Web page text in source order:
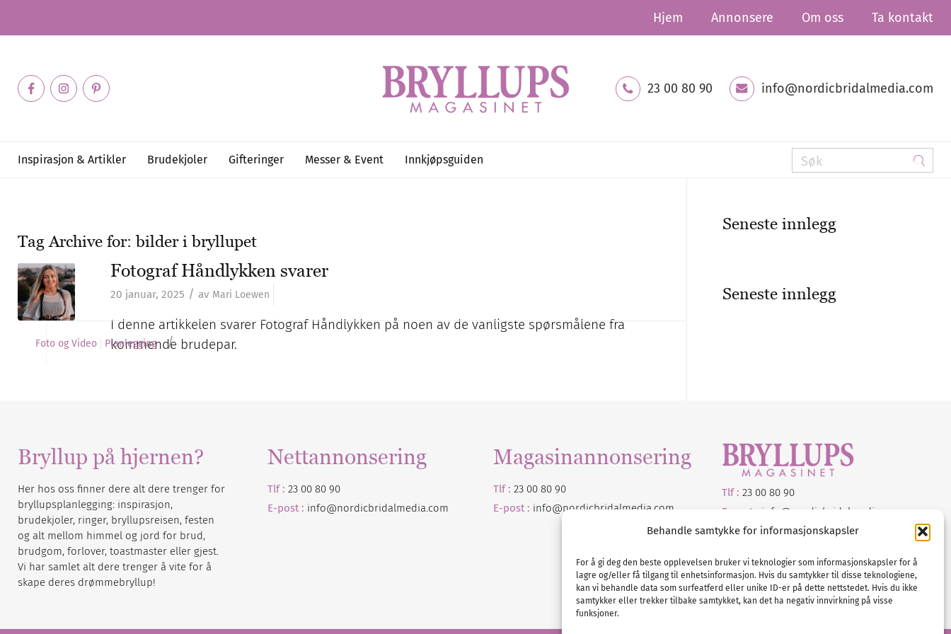
Behandle samtykke for informasjonskapsler
For å gi deg den beste opplevelsen bruker vi teknologier som informasjonskapsler for å
lagre og/eller få tilgang til enhetsinformasjon. Hvis du samtykker til disse teknologiene,
kan vi behandle data som surfeatferd eller unike ID-er på dette nettstedet. Hvis du ikke
samtykker eller trekker tilbake samtykket, kan det ha negativ innvirkning på visse
funksjoner.
Hjem Annonsere Om oss Ta kontakt
23 00 80 90 info@nordicbridalmedia.com
Inspirasjon & Artikler Brudekjoler Gifteringer Messer & Event Innkjøpsguiden
Tag Archive for:bilder i bryllupet
Fotograf Håndlykken svarer
20 januar, 2025 / av Mari Loewen
I denne artikkelen svarer Fotograf Håndlykken på noen av de vanligste spørsmålene fra
kommende brudepar.
Foto og Video Planlegging /
Seneste innlegg
Seneste innlegg
Bryllup på hjernen?
Her hos oss finner dere alt dere trenger for
bryllupsplanlegging: inspirasjon,
brudekjoler, ringer, bryllupsreisen, festen
og alt mellom himmel og jord for brud,
brudgom, forlover, toastmaster eller gjest.
Vi har samlet alt dere trenger å vite for å
skape deres drømmebryllup!
Nettannonsering
Tlf : 23 00 80 90
E-post : info@nordicbridalmedia.com
Magasinannonsering
Tlf : 23 00 80 90
E-post : info@nordicbridalmedia .com
Tlf : 23 00 80 90
E-post : info@ nordicbridalmedia
Bryllupsmagasinet Norge
VAT: NO911740648